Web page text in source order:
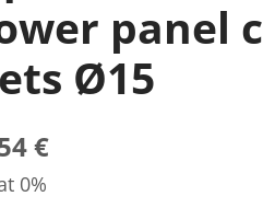
panel
Ø15
€
0%